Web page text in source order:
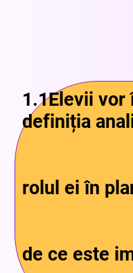
1.1Elevii vor
definiția
rolul ei în
de ce este